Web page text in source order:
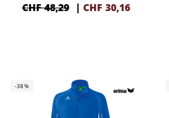
CHF 48,29 | CHF 30,16
-38%